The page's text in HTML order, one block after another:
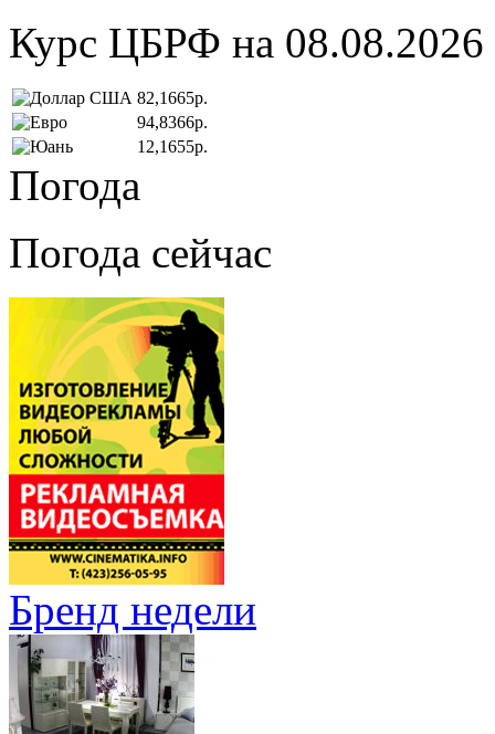
Курс ЦБРФ на 08.08.2026
82,1665р.
94,8366р.
12,1655р.
Погода
Погода сейчас
Бренд недели